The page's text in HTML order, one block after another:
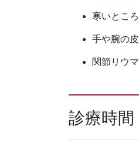
寒いとこ
手や腕の
関節リウ
診療時間